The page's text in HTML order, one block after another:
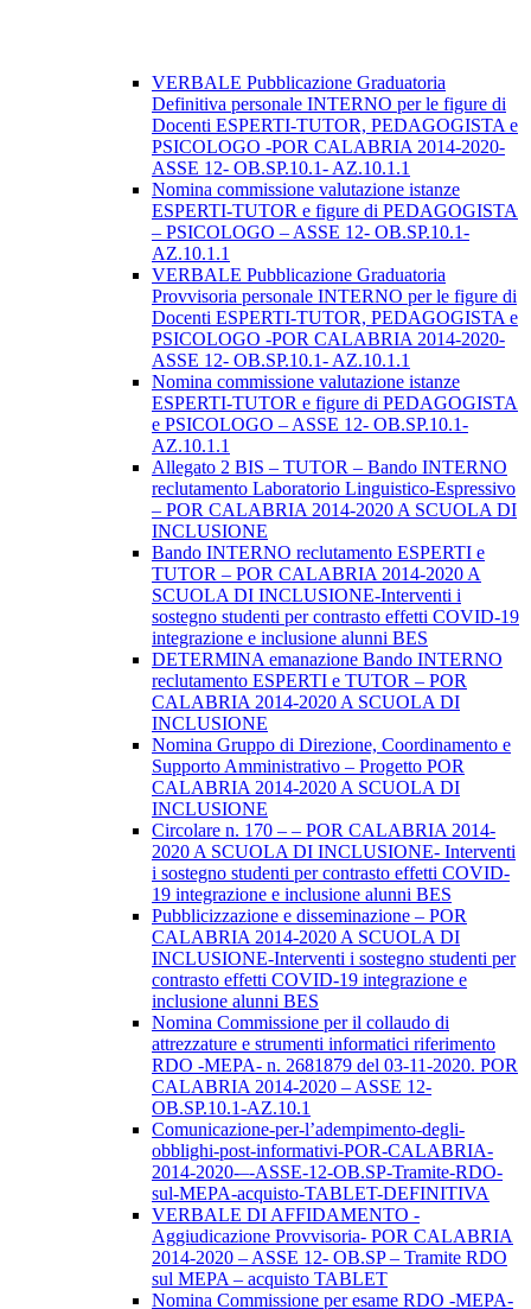
VERBALE Pubblicazione Graduatoria
Definitiva personale INTERNO per le figure di
Docenti ESPERTI-TUTOR, PEDAGOGISTA e
PSICOLOGO -POR CALABRIA 2014-2020-
ASSE 12- OB.SP.10.1- AZ.10.1.1
Nomina commissione valutazione istanze
ESPERTI-TUTOR e figure di PEDAGOGISTA
– PSICOLOGO – ASSE 12- OB.SP.10.1-
AZ.10.1.1
VERBALE Pubblicazione Graduatoria
Provvisoria personale INTERNO per le figure di
Docenti ESPERTI-TUTOR, PEDAGOGISTA e
PSICOLOGO -POR CALABRIA 2014-2020-
ASSE 12- OB.SP.10.1- AZ.10.1.1
Nomina commissione valutazione istanze
ESPERTI-TUTOR e figure di PEDAGOGISTA
e PSICOLOGO – ASSE 12- OB.SP.10.1-
AZ.10.1.1
Allegato 2 BIS – TUTOR – Bando INTERNO
reclutamento Laboratorio Linguistico-Espressivo
– POR CALABRIA 2014-2020 A SCUOLA DI
INCLUSIONE
Bando INTERNO reclutamento ESPERTI e
TUTOR – POR CALABRIA 2014-2020 A
SCUOLA DI INCLUSIONE-Interventi i
sostegno studenti per contrasto effetti COVID-19
integrazione e inclusione alunni BES
DETERMINA emanazione Bando INTERNO
reclutamento ESPERTI e TUTOR – POR
CALABRIA 2014-2020 A SCUOLA DI
INCLUSIONE
Nomina Gruppo di Direzione, Coordinamento e
Supporto Amministrativo – Progetto POR
CALABRIA 2014-2020 A SCUOLA DI
INCLUSIONE
Circolare n. 170 – – POR CALABRIA 2014-
2020 A SCUOLA DI INCLUSIONE- Interventi
i sostegno studenti per contrasto effetti COVID-
19 integrazione e inclusione alunni BES
Pubblicizzazione e disseminazione – POR
CALABRIA 2014-2020 A SCUOLA DI
INCLUSIONE-Interventi i sostegno studenti per
contrasto effetti COVID-19 integrazione e
inclusione alunni BES
Nomina Commissione per il collaudo di
attrezzature e strumenti informatici riferimento
RDO -MEPA- n. 2681879 del 03-11-2020. POR
CALABRIA 2014-2020 – ASSE 12-
OB.SP.10.1-AZ.10.1
Comunicazione-per-l’adempimento-degli-
obblighi-post-informativi-POR-CALABRIA-
2014-2020-–-ASSE-12-OB.SP-Tramite-RDO-
sul-MEPA-acquisto-TABLET-DEFINITIVA
VERBALE DI AFFIDAMENTO -
Aggiudicazione Provvisoria- POR CALABRIA
2014-2020 – ASSE 12- OB.SP – Tramite RDO
sul MEPA – acquisto TABLET
Nomina Commissione per esame RDO -MEPA-